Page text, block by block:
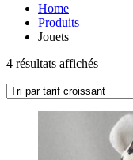
Home
Produits
Jouets
4 résultats affichésTrié
prix